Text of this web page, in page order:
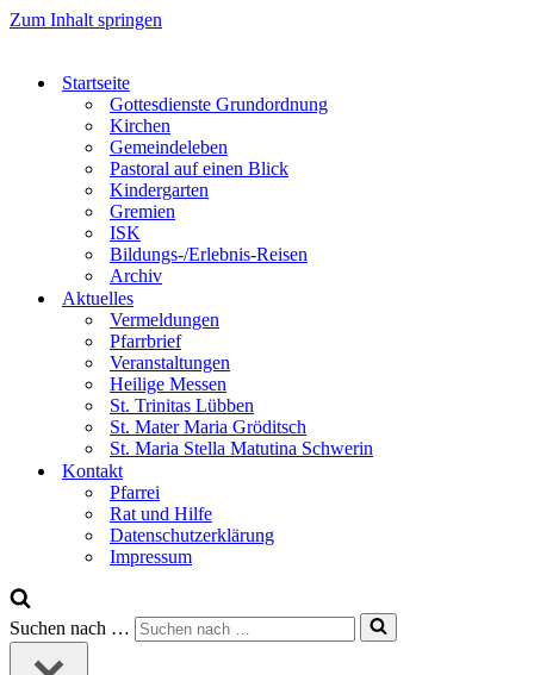
Zum Inhalt springen
Startseite
Gottesdienste Grundordnung
Kirchen
Gemeindeleben
Pastoral auf einen Blick
Kindergarten
Gremien
ISK
Bildungs-/Erlebnis-Reisen
Archiv
Aktuelles
Vermeldungen
Pfarrbrief
Veranstaltungen
Heilige Messen
St. Trinitas Lübben
St. Mater Maria Gröditsch
St. Maria Stella Matutina Schwerin
Kontakt
Pfarrei
Rat und Hilfe
Datenschutzerklärung
Impressum
Suchen nach …